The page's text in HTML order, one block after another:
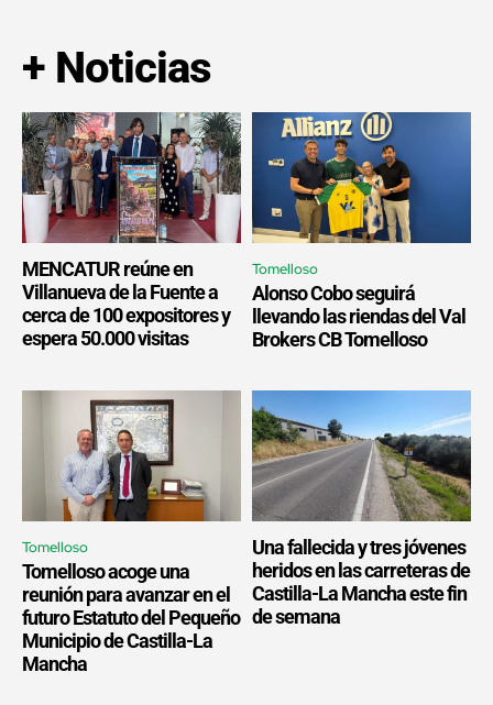
+ Noticias
MENCATUR reúne en
Villanueva de la Fuente a
cerca de 100 expositores y
espera 50.000 visitas
Tomelloso
Alonso Cobo seguirá
llevando las riendas del Val
Brokers CB Tomelloso
Tomelloso
Tomelloso acoge una
reunión para avanzar en el
futuro Estatuto del Pequeño
Municipio de Castilla-La
Mancha
Una fallecida y tres jóvenes
heridos en las carreteras de
Castilla-La Mancha este fin
de semana